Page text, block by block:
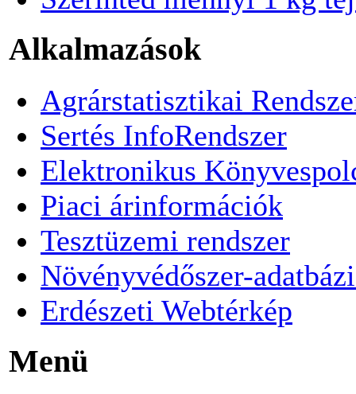
Alkalmazások
Agrárstatisztikai
Sertés InfoRendszer
Elektronikus
Piaci árinformációk
Tesztüzemi rendszer
Növényvédőszer-
Erdészeti Webtérkép
Menü